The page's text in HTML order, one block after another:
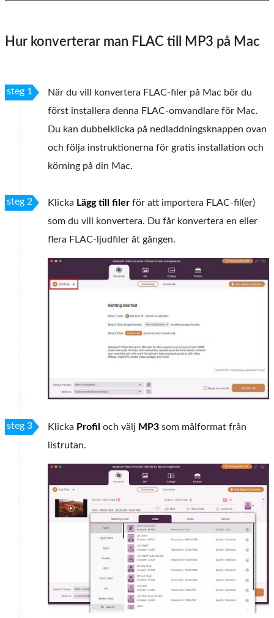
Hur konverterar man FLAC till MP3 på Mac
steg 1
När du vill konvertera FLAC-filer på Mac bör du
först installera denna FLAC-omvandlare för Mac.
Du kan dubbelklicka på nedladdningsknappen ovan
och följa instruktionerna för gratis installation och
körning på din Mac.
steg 2 Klicka Lägg till filer för att importera FLAC-fil(er)
som du vill konvertera. Du får konvertera en eller
flera FLAC-ljudfiler åt gången.
steg 3 Klicka Profil och välj MP3 som målformat från
listrutan.